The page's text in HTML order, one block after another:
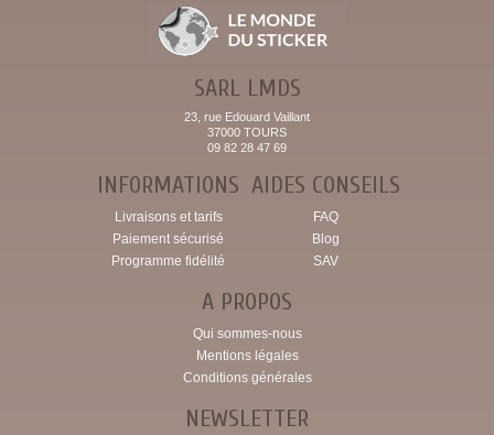
SARL LMDS
23, rue Edouard Vaillant
37000 TOURS
09 82 28 47 69
INFORMATIONS
Livraisons et tarifs
Paiement sécurisé
Programme fidélité
AIDES CONSEILS
FAQ
Blog
SAV
A PROPOS
Qui sommes-nous
Mentions légales
Conditions générales
NEWSLETTER